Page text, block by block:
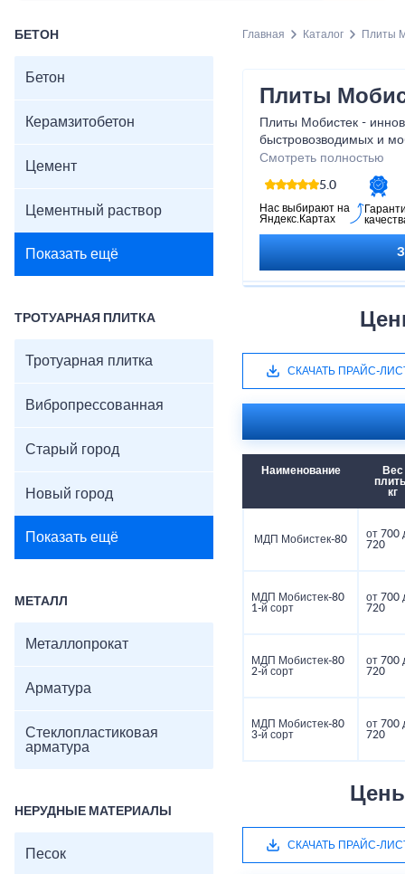
БЕТОН
Бетон
Керамзитобетон
Цемент
Цементный раствор
Показать ещё
ТРОТУАРНАЯ ПЛИТКА
Тротуарная плитка
Вибропрессованная
Старый город
Новый город
Показать ещё
МЕТАЛЛ
Металлопрокат
Арматура
Стеклопластиковая
арматура
НЕРУДНЫЕ МАТЕРИАЛЫ
Песок
Главная Каталог Плиты
Плиты
Плиты Мобистек -
быстровозводимых и
требующих
строительство и
таких случаях эти
как это передовое
прочность,
Смотреть полностью
5.0
Нас выбирают на
Яндекс.Картах
СКАЧАТЬ ПРАЙС-
Наименование
Вес
кг
МДП Мобистек-80
от 700
720
МДП Мобистек-80
1-й сорт
от 700
720
МДП Мобистек-80
2-й сорт
от 700
720
МДП Мобистек-80
3-й сорт
от 700
720
СКАЧАТЬ ПРАЙС-